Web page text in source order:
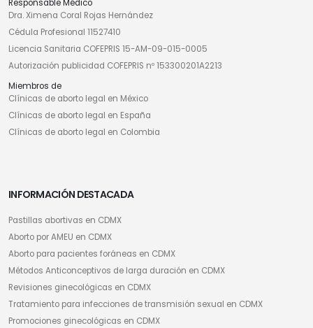
Responsable Médico
Dra. Ximena Coral Rojas Hernández
Cédula Profesional 11527410
Licencia Sanitaria COFEPRIS 15-AM-09-015-0005
Autorización publicidad COFEPRIS nº 153300201A2213
Miembros de
Clínicas de aborto legal en México
Clínicas de aborto legal en España
Clínicas de aborto legal en Colombia
INFORMACIÓN DESTACADA
Pastillas abortivas en CDMX
Aborto por AMEU en CDMX
Aborto para pacientes foráneas en CDMX
Métodos Anticonceptivos de larga duración en CDMX
Revisiones ginecológicas en CDMX
Tratamiento para infecciones de transmisión sexual en CDMX
Promociones ginecológicas en CDMX